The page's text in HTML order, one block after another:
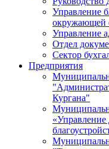
Управление
окружающей
Управление
Отдел
Сектор
Предприятия
Кургана"
«Управление